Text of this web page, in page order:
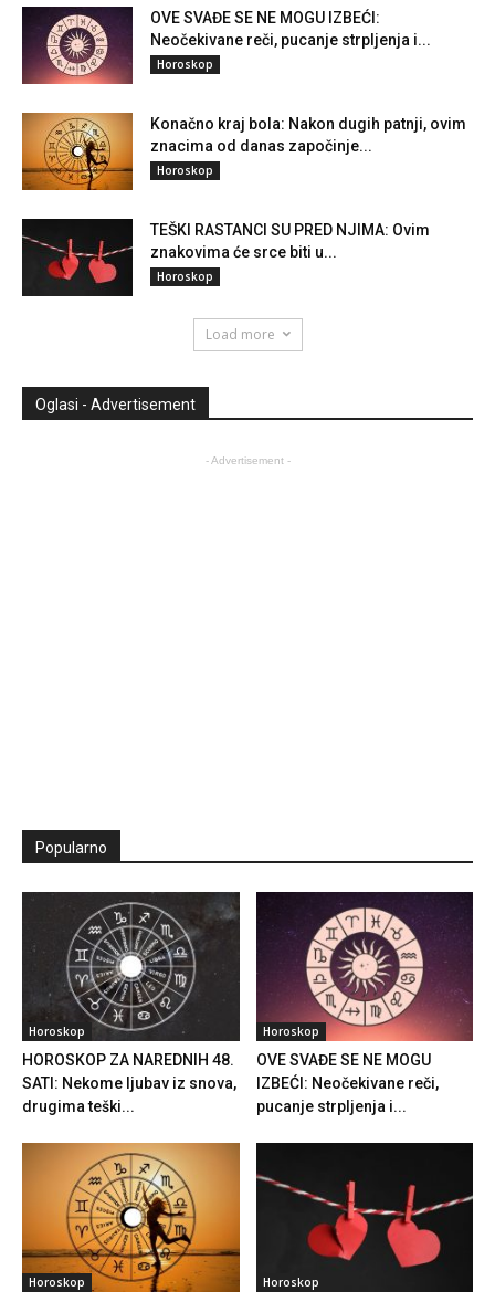
OVE SVAĐE SE NE MOGU IZBEĆI:
Neočekivane reči, pucanje strpljenja i...
Horoskop
Konačno kraj bola: Nakon dugih patnji, ovim
znacima od danas započinje...
Horoskop
TEŠKI RASTANCI SU PRED NJIMA: Ovim
znakovima će srce biti u...
Horoskop
Load more
Oglasi - Advertisement
- Advertisement -
Popularno
Horoskop
HOROSKOP ZA NAREDNIH 48.
SATI: Nekome ljubav iz snova,
drugima teški...
Horoskop
OVE SVAĐE SE NE MOGU
IZBEĆI: Neočekivane reči,
pucanje strpljenja i...
Horoskop Horoskop